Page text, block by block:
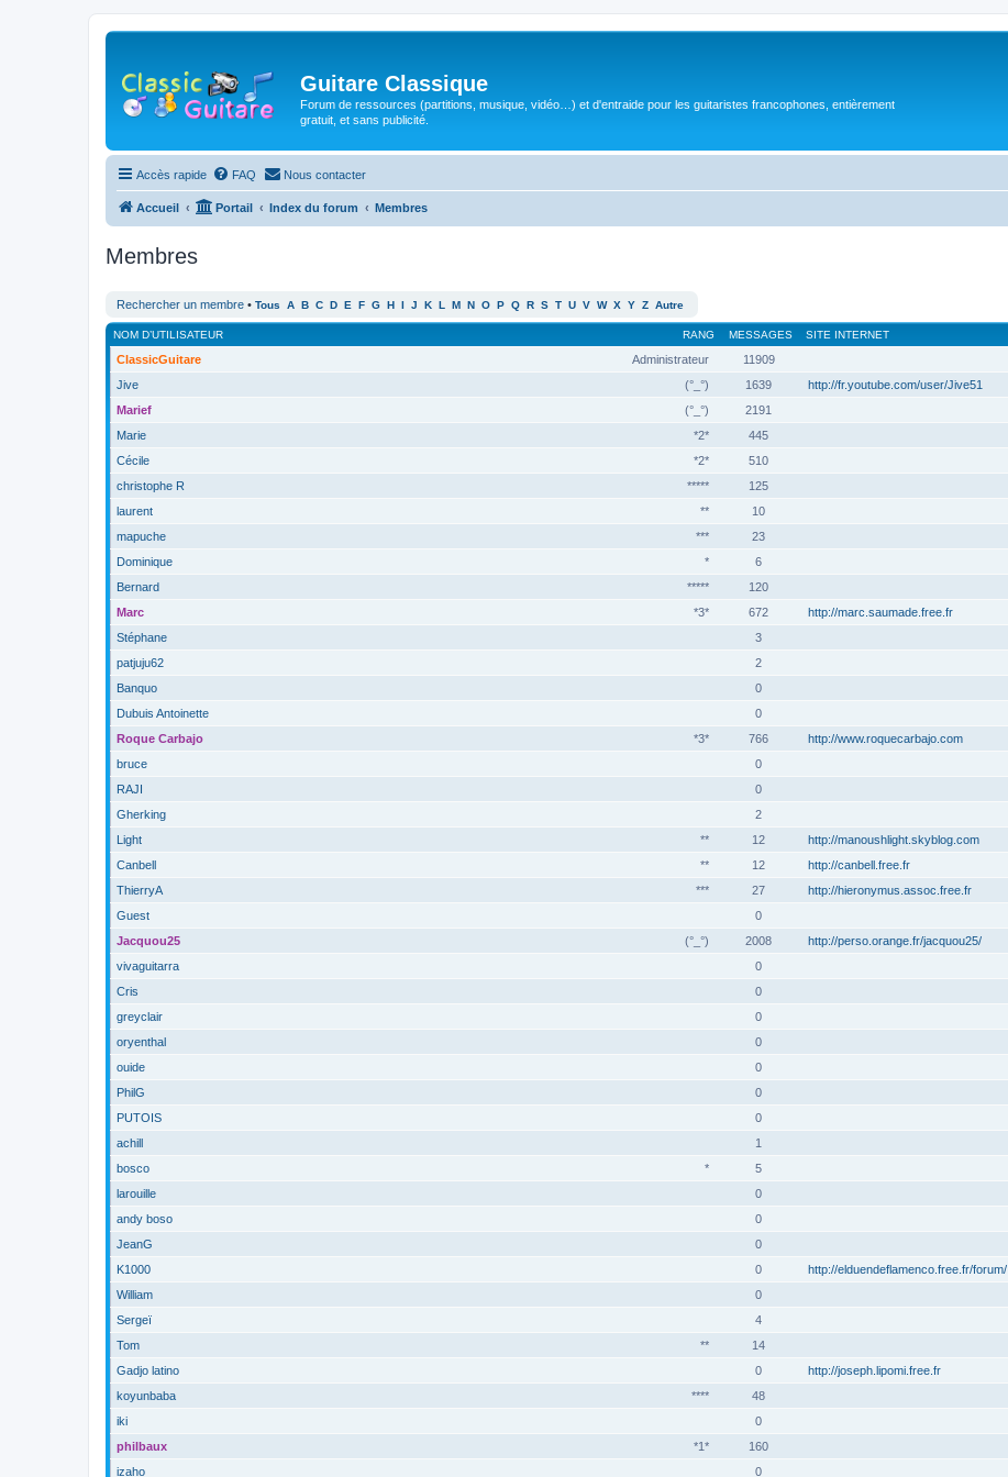
Guitare Classique
Forum de ressources (partitions, musique, vidéo…) et d'entraide pour les guitaristes francophones, entièrement
gratuit, et sans publicité.
Accès rapide FAQ Nous contacter
Accueil Portail Index du forum Membres
Membres
Rechercher un membre • Tous A B C D E F G H I J K L M N O P Q R S T U V W X Y Z Autre
RANG
NOM D’UTILISATEUR MESSAGES SITE INTERNET
Administrateur
ClassicGuitare 11909
(°_°)
Jive 1639 http://fr.youtube.com/user/Jive51
(°_°)
Marief 2191
*2*
Marie 445
*2*
Cécile 510
*****
christophe R 125
**
laurent 10
***
mapuche 23
*
Dominique 6
*****
Bernard 120
*3*
Marc 672 http://marc.saumade.free.fr
Stéphane
3
patjuju62
2
Banquo
0
Dubuis Antoinette
0
*3*
Roque Carbajo 766 http://www.roquecarbajo.com
bruce
0
RAJI
0
Gherking
2
**
Light 12 http://manoushlight.skyblog.com
**
Canbell 12 http://canbell.free.fr
***
ThierryA 27 http://hieronymus.assoc.free.fr
Guest
0
(°_°)
Jacquou25 2008 http://perso.orange.fr/jacquou25/
vivaguitarra
0
Cris
0
greyclair
0
oryenthal
0
ouide
0
PhilG
0
PUTOIS
0
achill
1
*
bosco 5
larouille
0
andy boso
0
JeanG
0
K1000
0 http://elduendeflamenco.free.fr/forum/
William
0
Sergeï
4
**
Tom 14
Gadjo latino
0 http://joseph.lipomi.free.fr
****
koyunbaba 48
iki
0
*1*
philbaux 160
izaho
0